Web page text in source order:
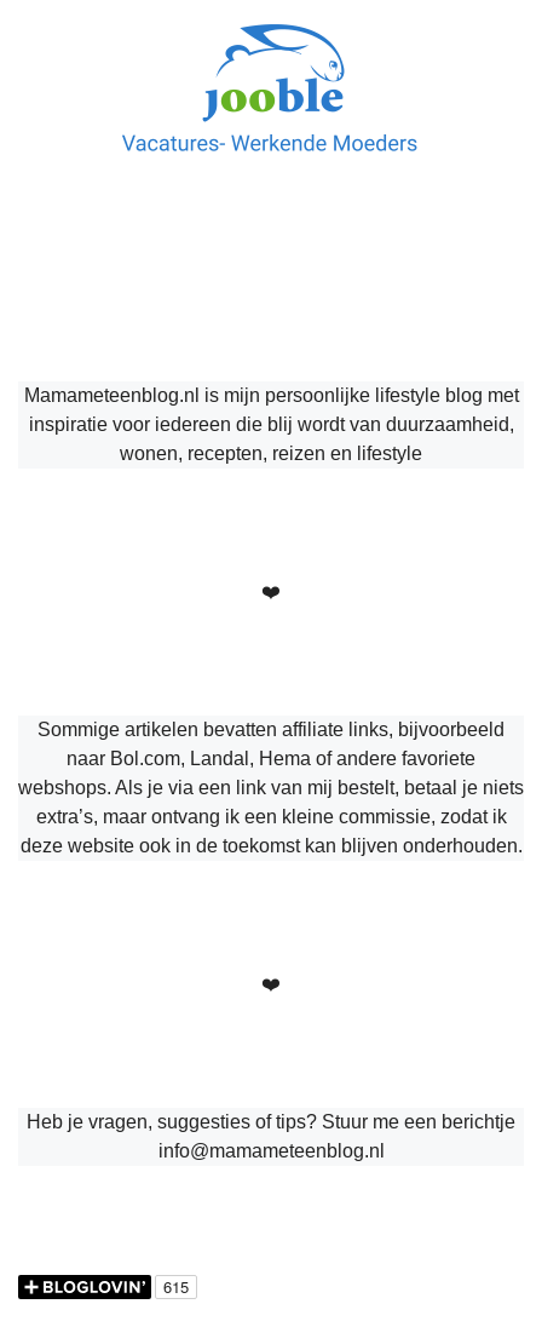
Mamameteenblog.nl is mijn persoonlijke lifestyle blog met
inspiratie voor iedereen die blij wordt van duurzaamheid,
wonen, recepten, reizen en lifestyle
❤️
Sommige artikelen bevatten affiliate links, bijvoorbeeld
naar Bol.com, Landal, Hema of andere favoriete
webshops. Als je via een link van mij bestelt, betaal je niets
extra’s, maar ontvang ik een kleine commissie, zodat ik
deze website ook in de toekomst kan blijven onderhouden.
❤️
Heb je vragen, suggesties of tips? Stuur me een berichtje
info@mamameteenblog.nl